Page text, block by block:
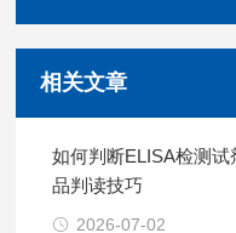
相关文章
如何判断ELISA检测
品判读技巧
2026-07-02